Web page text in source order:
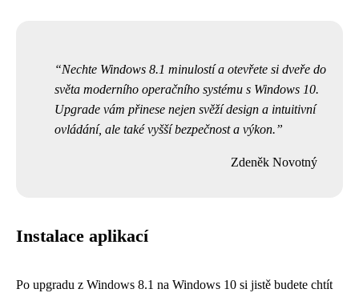
Nechte Windows 8.1 minulostí a otevřete si dveře do
světa moderního operačního systému s Windows 10.
Upgrade vám přinese nejen svěží design a intuitivní
ovládání, ale také vyšší bezpečnost a výkon.
Zdeněk Novotný
Instalace aplikací
Po upgradu z Windows 8.1 na Windows 10 si jistě budete chtít